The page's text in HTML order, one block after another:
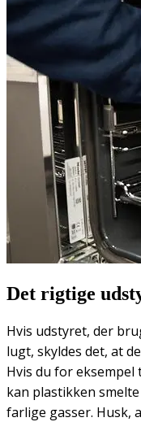
Det rigtige
Hvis udstyret, der
lugt, skyldes det, at
Hvis du for
kan plastikken
farlige gasser. Husk,